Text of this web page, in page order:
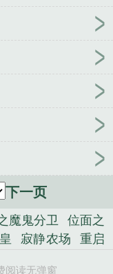
下一页
魔鬼分卫
位面之
寂静农场
重启
阅读无弹窗